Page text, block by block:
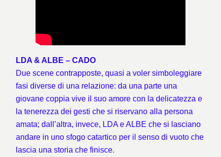
LDA & ALBE – CADO
Due scene contrapposte, quasi a voler simboleggiare
fasi diverse di una relazione: da una parte una
giovane coppia vive il suo amore con la delicatezza e
la tenerezza dei gesti che si riservano alla persona
amata; dall’altra, invece, LDA e ALBE che si lasciano
andare in uno sfogo catartico per il senso di vuoto che
lascia una storia che finisce.